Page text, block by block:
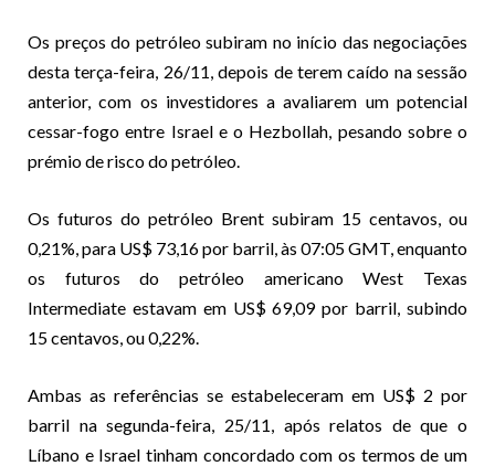
Os preços do petróleo subiram no início das negociações
desta terça-feira, 26/11, depois de terem caído na sessão
anterior, com os investidores a avaliarem um potencial
cessar-fogo entre Israel e o Hezbollah, pesando sobre o
prémio de risco do petróleo.
Os futuros do petróleo Brent subiram 15 centavos, ou
0,21%, para US$ 73,16 por barril, às 07:05 GMT, enquanto
os futuros do petróleo americano West Texas
Intermediate estavam em US$ 69,09 por barril, subindo
15 centavos, ou 0,22%.
Ambas as referências se estabeleceram em US$ 2 por
barril na segunda-feira, 25/11, após relatos de que o
Líbano e Israel tinham concordado com os termos de um